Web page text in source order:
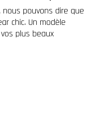
pouvons dire que
chic. Un modèle
plus beaux